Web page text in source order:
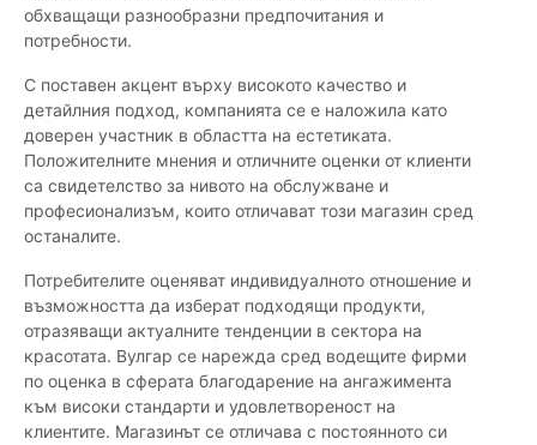
обхващащи разнообразни предпочитания и
потребности.
С поставен акцент върху високото качество и
детайлния подход, компанията се е наложила като
доверен участник в областта на естетиката.
Положителните мнения и отличните оценки от клиенти
са свидетелство за нивото на обслужване и
професионализъм, които отличават този магазин сред
останалите.
Потребителите оценяват индивидуалното отношение и
възможността да изберат подходящи продукти,
отразяващи актуалните тенденции в сектора на
красотата. Вулгар се нарежда сред водещите фирми
по оценка в сферата благодарение на ангажимента
към високи стандарти и удовлетвореност на
клиентите. Магазинът се отличава с постоянното си